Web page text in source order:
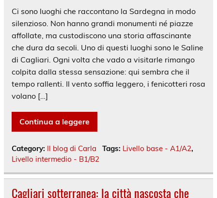
Ci sono luoghi che raccontano la Sardegna in modo
silenzioso. Non hanno grandi monumenti né piazze
affollate, ma custodiscono una storia affascinante
che dura da secoli. Uno di questi luoghi sono le Saline
di Cagliari. Ogni volta che vado a visitarle rimango
colpita dalla stessa sensazione: qui sembra che il
tempo rallenti. Il vento soffia leggero, i fenicotteri rosa
volano […]
Continua a leggere
Category: Il blog di Carla Tags: Livello base - A1/A2,
Livello intermedio - B1/B2
Cagliari sotterranea: la città nascosta che